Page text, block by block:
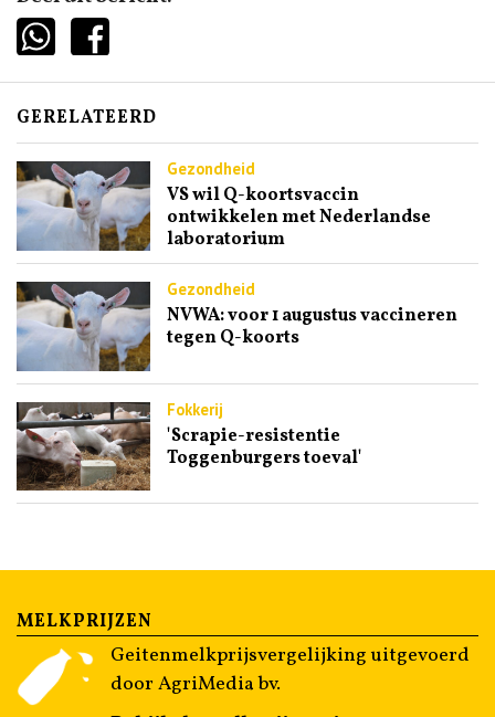
GERELATEERD
Gezondheid
VS wil Q-koortsvaccin
ontwikkelen met Nederlandse
laboratorium
Gezondheid
NVWA: voor 1 augustus vaccineren
tegen Q-koorts
Fokkerij
'Scrapie-resistentie
Toggenburgers toeval'
MELKPRIJZEN
Geitenmelkprijsvergelijking uitgevoerd
door AgriMedia bv.